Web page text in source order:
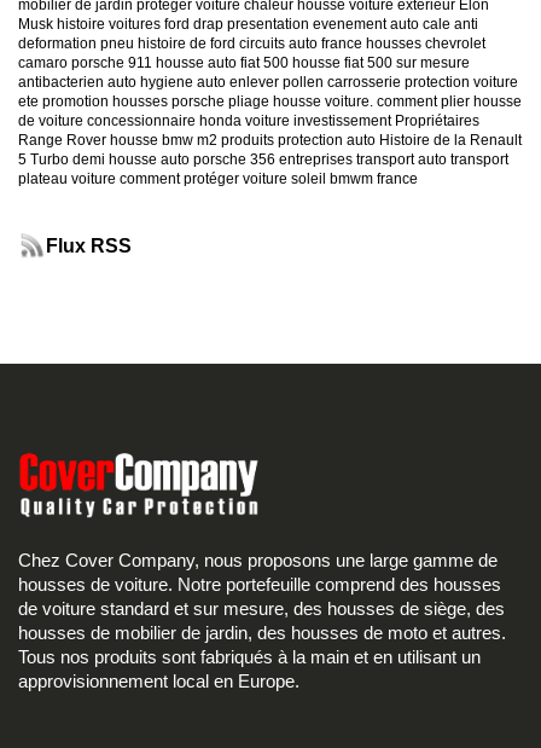
mobilier de jardin proteger voiture chaleur housse voiture exterieur Elon
Musk histoire voitures ford drap presentation evenement auto cale anti
deformation pneu histoire de ford circuits auto france housses chevrolet
camaro porsche 911 housse auto fiat 500 housse fiat 500 sur mesure
antibacterien auto hygiene auto enlever pollen carrosserie protection voiture
ete promotion housses porsche pliage housse voiture. comment plier housse
de voiture concessionnaire honda voiture investissement Propriétaires
Range Rover housse bmw m2 produits protection auto Histoire de la Renault
5 Turbo demi housse auto porsche 356 entreprises transport auto transport
plateau voiture comment protéger voiture soleil bmwm france
Flux RSS
Chez Cover Company, nous proposons une large gamme de
housses de voiture. Notre portefeuille comprend des housses
de voiture standard et sur mesure, des housses de siège, des
housses de mobilier de jardin, des housses de moto et autres.
Tous nos produits sont fabriqués à la main et en utilisant un
approvisionnement local en Europe.